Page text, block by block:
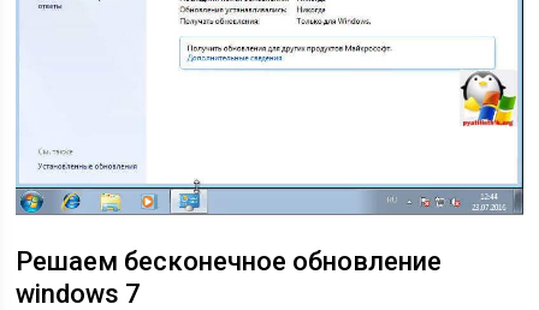
Решаем бесконечное обновление
windows 7